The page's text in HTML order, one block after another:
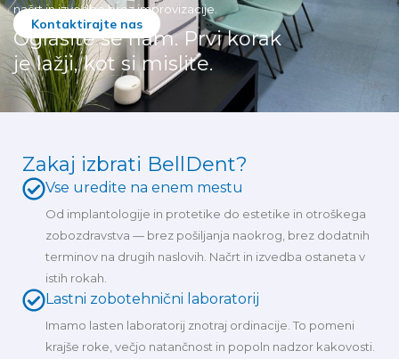
načrt in izvedbo brez improvizacije.
Kontaktirajte nas
Oglasite se nam. Prvi korak
je lažji, kot si mislite.
Zakaj izbrati BellDent?
Vse uredite na enem mestu
Od implantologije in protetike do estetike in otroškega
zobozdravstva — brez pošiljanja naokrog, brez dodatnih
terminov na drugih naslovih. Načrt in izvedba ostaneta v
istih rokah.
Lastni zobotehnični laboratorij
Imamo lasten laboratorij znotraj ordinacije. To pomeni
krajše roke, večjo natančnost in popoln nadzor kakovosti.